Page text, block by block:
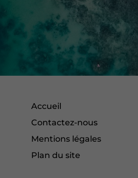
Accueil
Contactez-nous
Mentions légales
Plan du site